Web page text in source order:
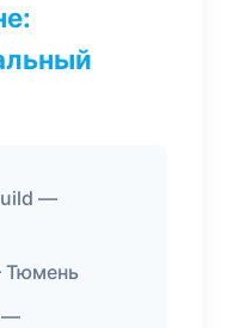
—
Тюмень
—